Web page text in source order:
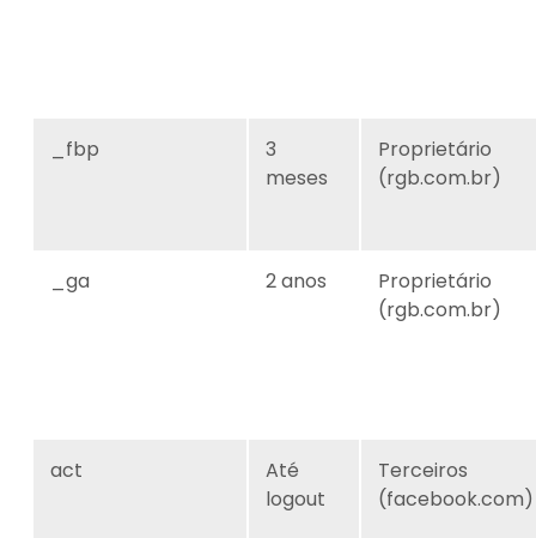
_fbp
3
meses
Proprietário
(rgb.com.br)
_ga 2 anos
Proprietário
(rgb.com.br)
act
Até
logout
Terceiros
(facebook.com)